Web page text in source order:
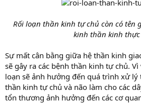
Rối loạn thần kinh tự chủ còn có tên
kinh thần kinh
Sự mất cân bằng giữa hệ thần kinh
sẽ gây ra các bệnh thần kinh tự chủ.
loạn sẽ ảnh hưởng đến quá trình xử
thần kinh tự chủ và não làm cho các
tổn thương ảnh hưởng đến các cơ